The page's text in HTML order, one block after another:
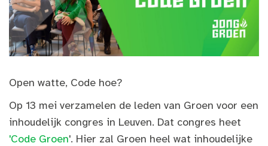
Open watte, Code hoe?
Op 13 mei verzamelen de leden van Groen voor een
inhoudelijk congres in Leuven. Dat congres heet
'Code Groen'. Hier zal Groen heel wat inhoudelijke